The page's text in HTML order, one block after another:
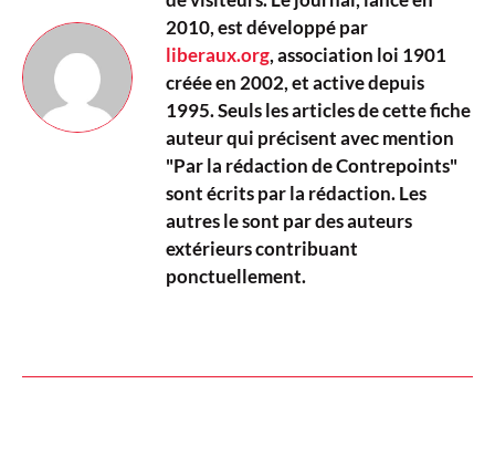
2010, est développé par
liberaux.org, association loi 1901
créée en 2002, et active depuis
1995. Seuls les articles de cette fiche
auteur qui précisent avec mention
"Par la rédaction de Contrepoints"
sont écrits par la rédaction. Les
autres le sont par des auteurs
extérieurs contribuant
ponctuellement.